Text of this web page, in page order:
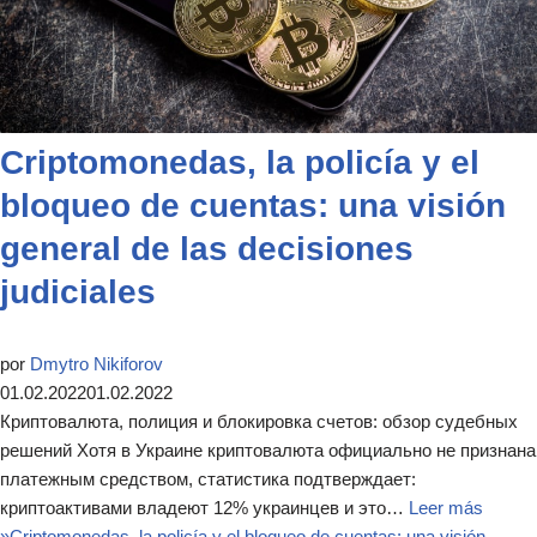
Criptomonedas, la policía y el
bloqueo de cuentas: una visión
general de las decisiones
judiciales
por Dmytro Nikiforov
01.02.202201.02.2022
Криптовалюта, полиция и блокировка счетов: обзор судебных
решений Хотя в Украине криптовалюта официально не признана
платежным средством, статистика подтверждает:
криптоактивами владеют 12% украинцев и это… Leer más